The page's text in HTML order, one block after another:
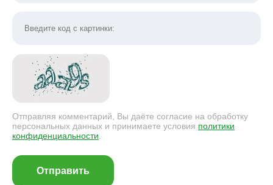
Отправляя комментарий, Вы даёте согласие на обработку
персональных данных и принимаете условия политики
конфиденциальности
Отправить